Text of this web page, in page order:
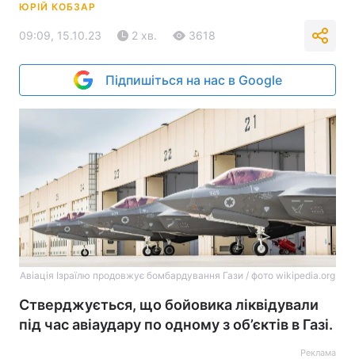
ЮРІЙ КОБЗАР
09:09, 15.10.23 2 хв. 3618
Підпишіться на нас в Google
Авіація Ізраїлю продовжує бомбардування Гази / фото wikipedia.org
Стверджується, що бойовика ліквідували
під час авіаудару по одному з об’єктів в Газі.
Реклама